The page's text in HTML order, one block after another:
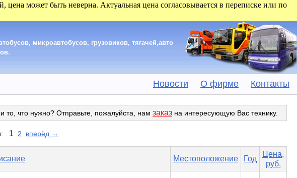
может быть неверна. Актуальная цена согласовывается в переписке или по
микроавтобусов, грузовиков, тягачей,авто
Новости О фирме Контакты
что нужно? Отправьте, пожалуйста, нам заказ на интересующую Вас технику.
1 2 вперёд →
Местоположение Год
Цена,
руб.